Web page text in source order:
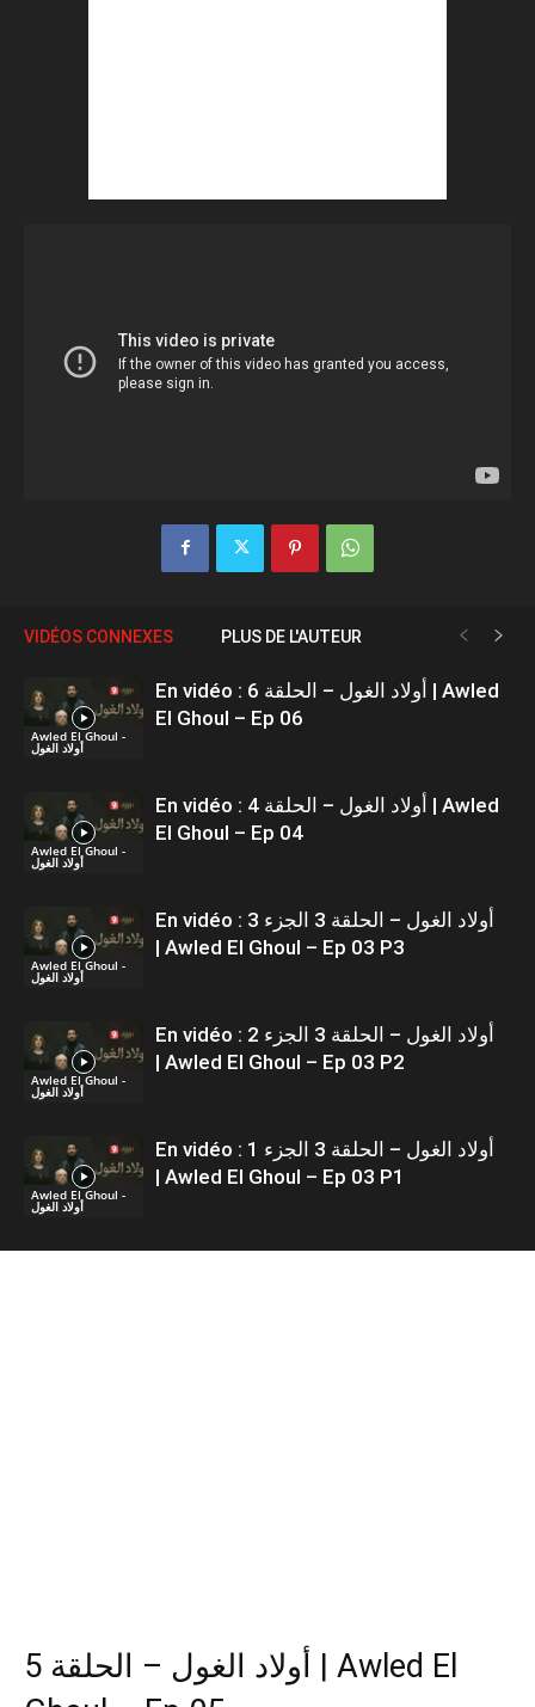
VIDÉOS CONNEXES PLUS DE L'AUTEUR
Awled El Ghoul -
أولاد الغول
En vidéo : أولاد الغول – الحلقة 6 | Awled
El Ghoul – Ep 06
Awled El Ghoul -
أولاد الغول
En vidéo : أولاد الغول – الحلقة 4 | Awled
El Ghoul – Ep 04
Awled El Ghoul -
أولاد الغول
En vidéo : أولاد الغول – الحلقة 3 الجزء 3
| Awled El Ghoul – Ep 03 P3
Awled El Ghoul -
أولاد الغول
En vidéo : أولاد الغول – الحلقة 3 الجزء 2
| Awled El Ghoul – Ep 03 P2
Awled El Ghoul -
أولاد الغول
En vidéo : أولاد الغول – الحلقة 3 الجزء 1
| Awled El Ghoul – Ep 03 P1
أولاد الغول – الحلقة 5 | Awled El